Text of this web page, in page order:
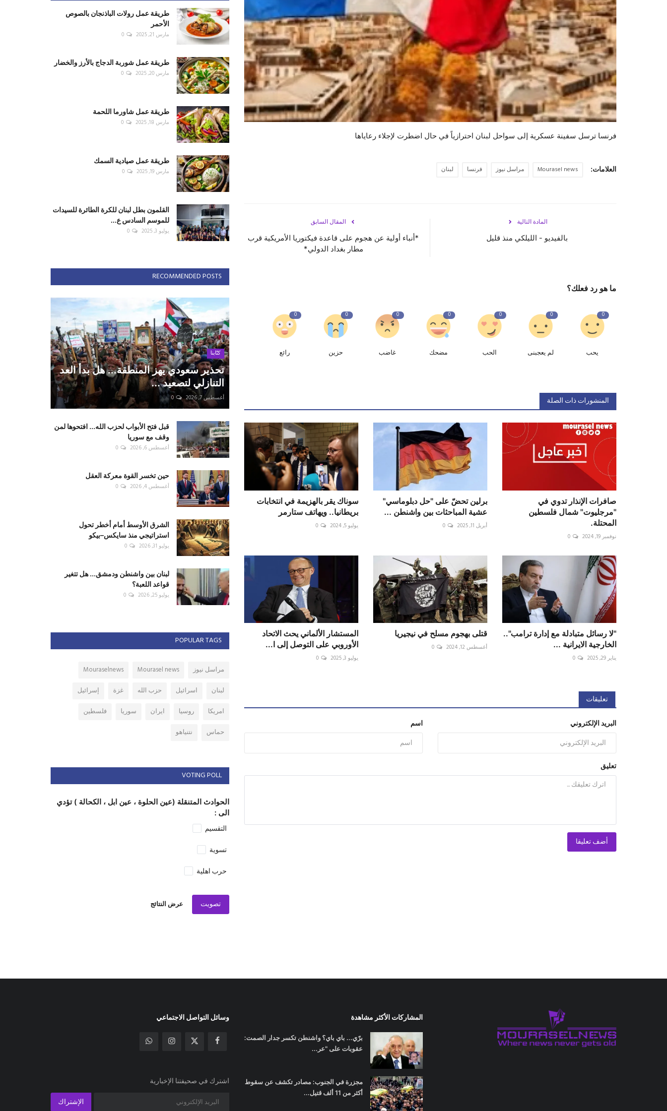
فرنسا ترسل سفينة عسكرية إلى سواحل لبنان احترازياً في حال اضطرت لإجلاء رعاياها
العلامات: Mourasel news مراسل نيوز فرنسا لبنان
المقال السابق
*أنباء أولية عن هجوم على قاعدة فيكتوريا الأمريكية قرب
مطار بغداد الدولي*
المادة التالية
بالفيديو - الليلكي منذ قليل
ما هو رد فعلك؟
0
يحب
0
لم يعجبنى
0
الحب
0
مضحك
0
غاضب
0
حزين
0
رائع
المنشورات ذات الصلة
صافرات الإنذار تدوي في
"مرجليوت" شمال فلسطين
المحتلة.
نوفمبر 19, 2024 0
برلين تحضّ على "حل دبلوماسي"
عشية المباحثات بين واشنطن ...
أبريل 11, 2025 0
سوناك يقر بالهزيمة في انتخابات
بريطانيا.. ويهاتف ستارمر
يوليو 5, 2024 0
"لا رسائل متبادلة مع إدارة ترامب"..
الخارجية الايرانية ...
يناير 29, 2025 0
قتلى بهجوم مسلح في نيجيريا
أغسطس 12, 2024 0
المستشار الألماني يحث الاتحاد
الأوروبي على التوصل إلى ا...
يوليو 3, 2025 0
تعليقات
اسم البريد الإلكتروني
تعليق
أضف تعليقا
طريقة عمل رولات الباذنجان بالصوص
الأحمر
مارس 21, 2025 0
طريقة عمل شوربة الدجاج بالأرز والخضار
مارس 20, 2025 0
طريقة عمل شاورما اللحمة
مارس 18, 2025 0
طريقة عمل صيادية السمك
مارس 19, 2025 0
القلمون بطل لبنان للكرة الطائرة للسيدات
للموسم السادس ع...
يوليو 3, 2025 0
RECOMMENDED POSTS
كتّابنا
تحذير سعودي يهز المنطقة... هل بدأ العد
التنازلي لتصعيد ...
أغسطس 7, 2026 0
قبل فتح الأبواب لحزب الله... افتحوها لمن
وقف مع سوريا
أغسطس 6, 2026 0
حين تخسر القوة معركة العقل
أغسطس 4, 2026 0
الشرق الأوسط أمام أخطر تحول
استراتيجي منذ سايكس–بيكو
يوليو 31, 2026 0
لبنان بين واشنطن ودمشق... هل تتغير
قواعد اللعبة؟
يوليو 25, 2026 0
POPULAR TAGS
مراسل نيوز Mourasel news
Mouraselnews
لبنان
اسرائيل حزب الله غزة
إسرائيل
امريكا
روسيا ايران سوريا
فلسطين
حماس
نتنياهو
VOTING POLL
الحوادث المتنقلة (عين الحلوة ، عين ابل ، الكحالة ) تؤدي
الى :
التقسيم
تسوية
حرب اهلية
تصويت عرض النتائج
المشاركات الأكثر مشاهدة
برّي... باي باي؟ واشنطن تكسر جدار الصمت:
عقوبات على "عر...
مجزرة في الجنوب: مصادر تكشف عن سقوط
أكثر من 11 ألف قتيل...
وسائل التواصل الاجتماعي
اشترك في صحيفتنا الإخبارية
الإشتراك